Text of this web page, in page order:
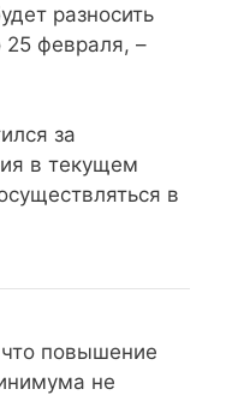
разносить
25 февраля, –
за
в текущем
в
повышение
не